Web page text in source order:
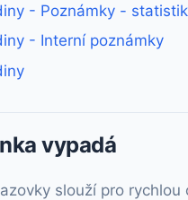
- Poznámky -
- Interní poznámky
vypadá
slouží pro